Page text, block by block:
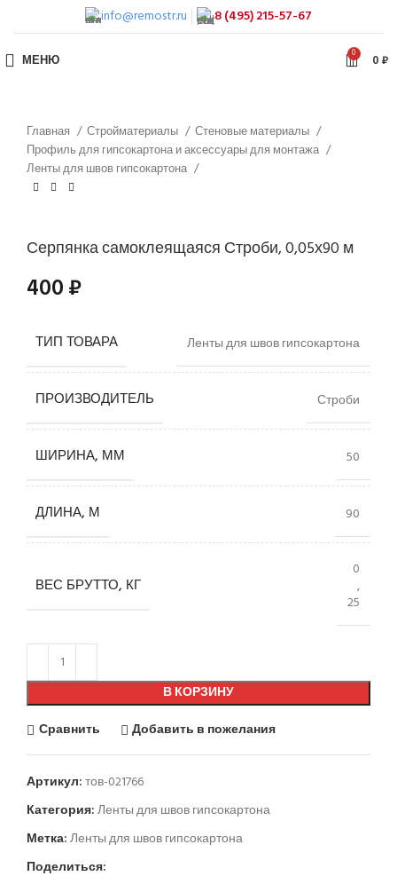
info@remostr.ru 8 (495) 215-57-67
МЕНЮ 0 0₽
Главная Стройматериалы
Стеновые материалы
Профиль для гипсокартона и аксессуары для монтажа
Ленты для швов гипсокартона
Серпянка самоклеящаяся Строби, 0,05х90 м
400₽
ТИП ТОВАРА Ленты для швов гипсокартона
ПРОИЗВОДИТЕЛЬ Строби
ШИРИНА, ММ 50
ДЛИНА, М 90
ВЕС БРУТТО, КГ
0
,
25
В КОРЗИНУ
Сравнить
Добавить в пожелания
Артикул:тов-021766
Категория:Ленты для швов гипсокартона
Метка:Ленты для швов гипсокартона
Поделиться: